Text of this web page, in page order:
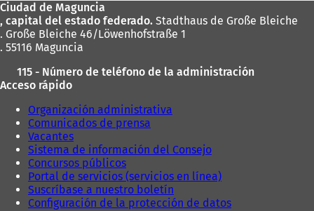
pies
Ciudad de Maguncia
, capital del estado federado. Stadthaus de Große Bleiche
. Große Bleiche 46/Löwenhofstraße 1
. 55116 Maguncia
115 - Número de teléfono de la administración
Acceso rápido
Organización administrativa
Comunicados de prensa
Vacantes
Sistema de información del Consejo
Concursos públicos
Portal de servicios (servicios en línea)
Suscríbase a nuestro boletín
Configuración de la protección de datos